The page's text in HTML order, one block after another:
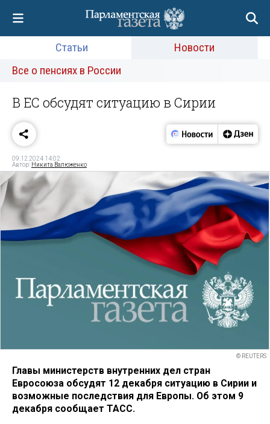
Статьи
Новости
Все о пенсиях в России
В ЕС обсудят ситуацию в Сирии
09.12.2024 14:02
Автор: Никита Валюженко
© REUTERS
Главы министерств внутренних дел стран
Евросоюза обсудят 12 декабря ситуацию в Сирии и
возможные последствия для Европы. Об этом 9
декабря сообщает ТАСС.